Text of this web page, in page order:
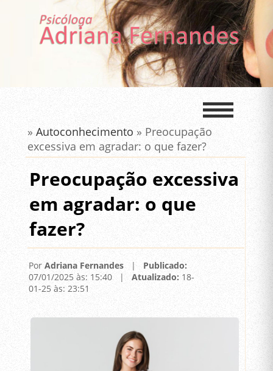
»Autoconhecimento » Preocupação
excessiva em agradar: o que fazer?
Preocupação excessiva
em agradar: o que
fazer?
Por Adriana Fernandes| Publicado:
07/01/2025 às: 15:40 | Atualizado: 18-
01-25 às: 23:51